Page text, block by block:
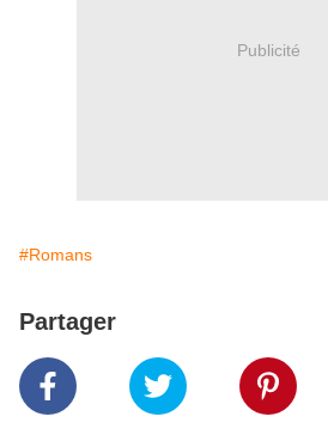
Publicité
#Romans
Partager